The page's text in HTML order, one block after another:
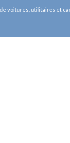
de voitures, utilitaires et